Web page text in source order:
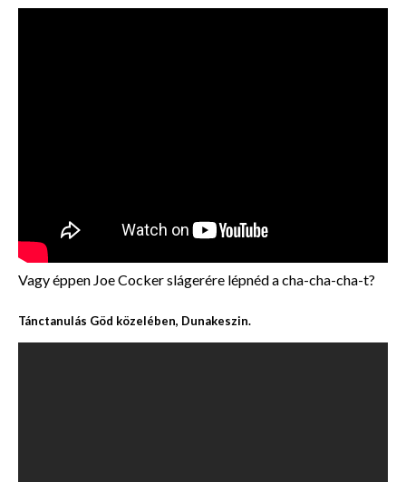
Vagy éppen Joe Cocker slágerére lépnéd a cha-cha-cha-t?
Tánctanulás Göd közelében, Dunakeszin.